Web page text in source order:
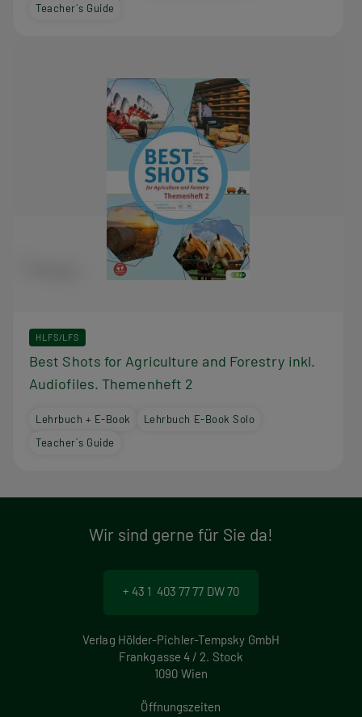
Teacher´s Guide
HLFS/LFS
Best Shots for Agriculture and Forestry inkl.
Audiofiles. Themenheft 2
Lehrbuch + E-Book
Lehrbuch E-Book Solo
Teacher´s Guide
Wir sind gerne für Sie da!
+ 43 1 403 77 77 DW 70
Verlag Hölder-Pichler-Tempsky GmbH
Frankgasse 4 / 2. Stock
1090 Wien
Öffnungszeiten